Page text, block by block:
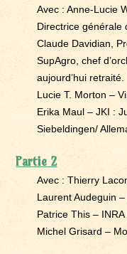
Avec : Anne-Lucie
Directrice générale
Claude Davidian,
SupAgro, chef
aujourd’hui retraité.
Lucie T. Morton –
Erika Maul – JKI :
Siebeldingen/
Partie 2
Avec : Thierry
Laurent Audeguin –
Patrice This – INRA
Michel Grisard –